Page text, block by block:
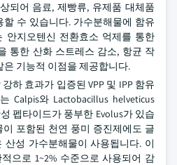
되어 음료, 제빵류, 유제품 대체품
수 있습니다. 가수분해물에 함유
안지오텐신 전환효소 억제를 통한
통한 산화 스트레스 감소, 항균 작
은 기능적 이점을 제공합니다.
하 효과가 입증된 VPP 및 IPP 함유
Calpis와 Lactobacillus helveticus
펩타이드가 풍부한 Evolus가 있습
포함된 천연 풍미 증진제에도 글
산성 가수분해물이 사용됩니다. 이
으로 1~2% 수준으로 사용되어 감